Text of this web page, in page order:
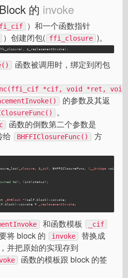
的 invoke
）和一个函数指针
）创建闭包( ffi_closure )。
), &_replacementInvoke) ;
函数被调用时，绑定到闭包
*cif, void *ret,
的参数及其返
。
函数的倒数第二个参数是
给 BHFFIClosureFunc()
方
_closure , & _cif , BHFFIClosureFunc, ( __bridge void
%d"
, (int)status);
_BHBlock
*)self.block)->invoke;
>invoke = _replacementInvoke;
和函数模板 _cif
将 block 的 invoke 替换成
，并把原始的实现存到
函数的模板跟 block 的签